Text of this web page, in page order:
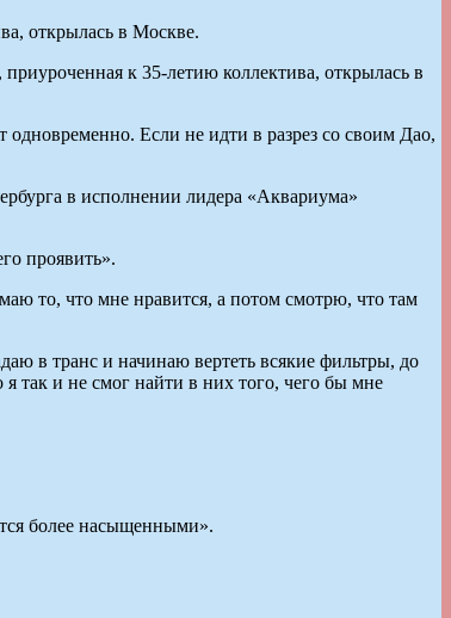
открылась в Москве.
к 35-летию коллектива, открылась в
Если не идти в разрез со своим Дао,
в исполнении лидера «Аквариума»
проявить».
то, что мне нравится, а потом смотрю, что там
в транс и начинаю вертеть всякие фильтры, до
так и не смог найти в них того, чего бы мне
более насыщенными».